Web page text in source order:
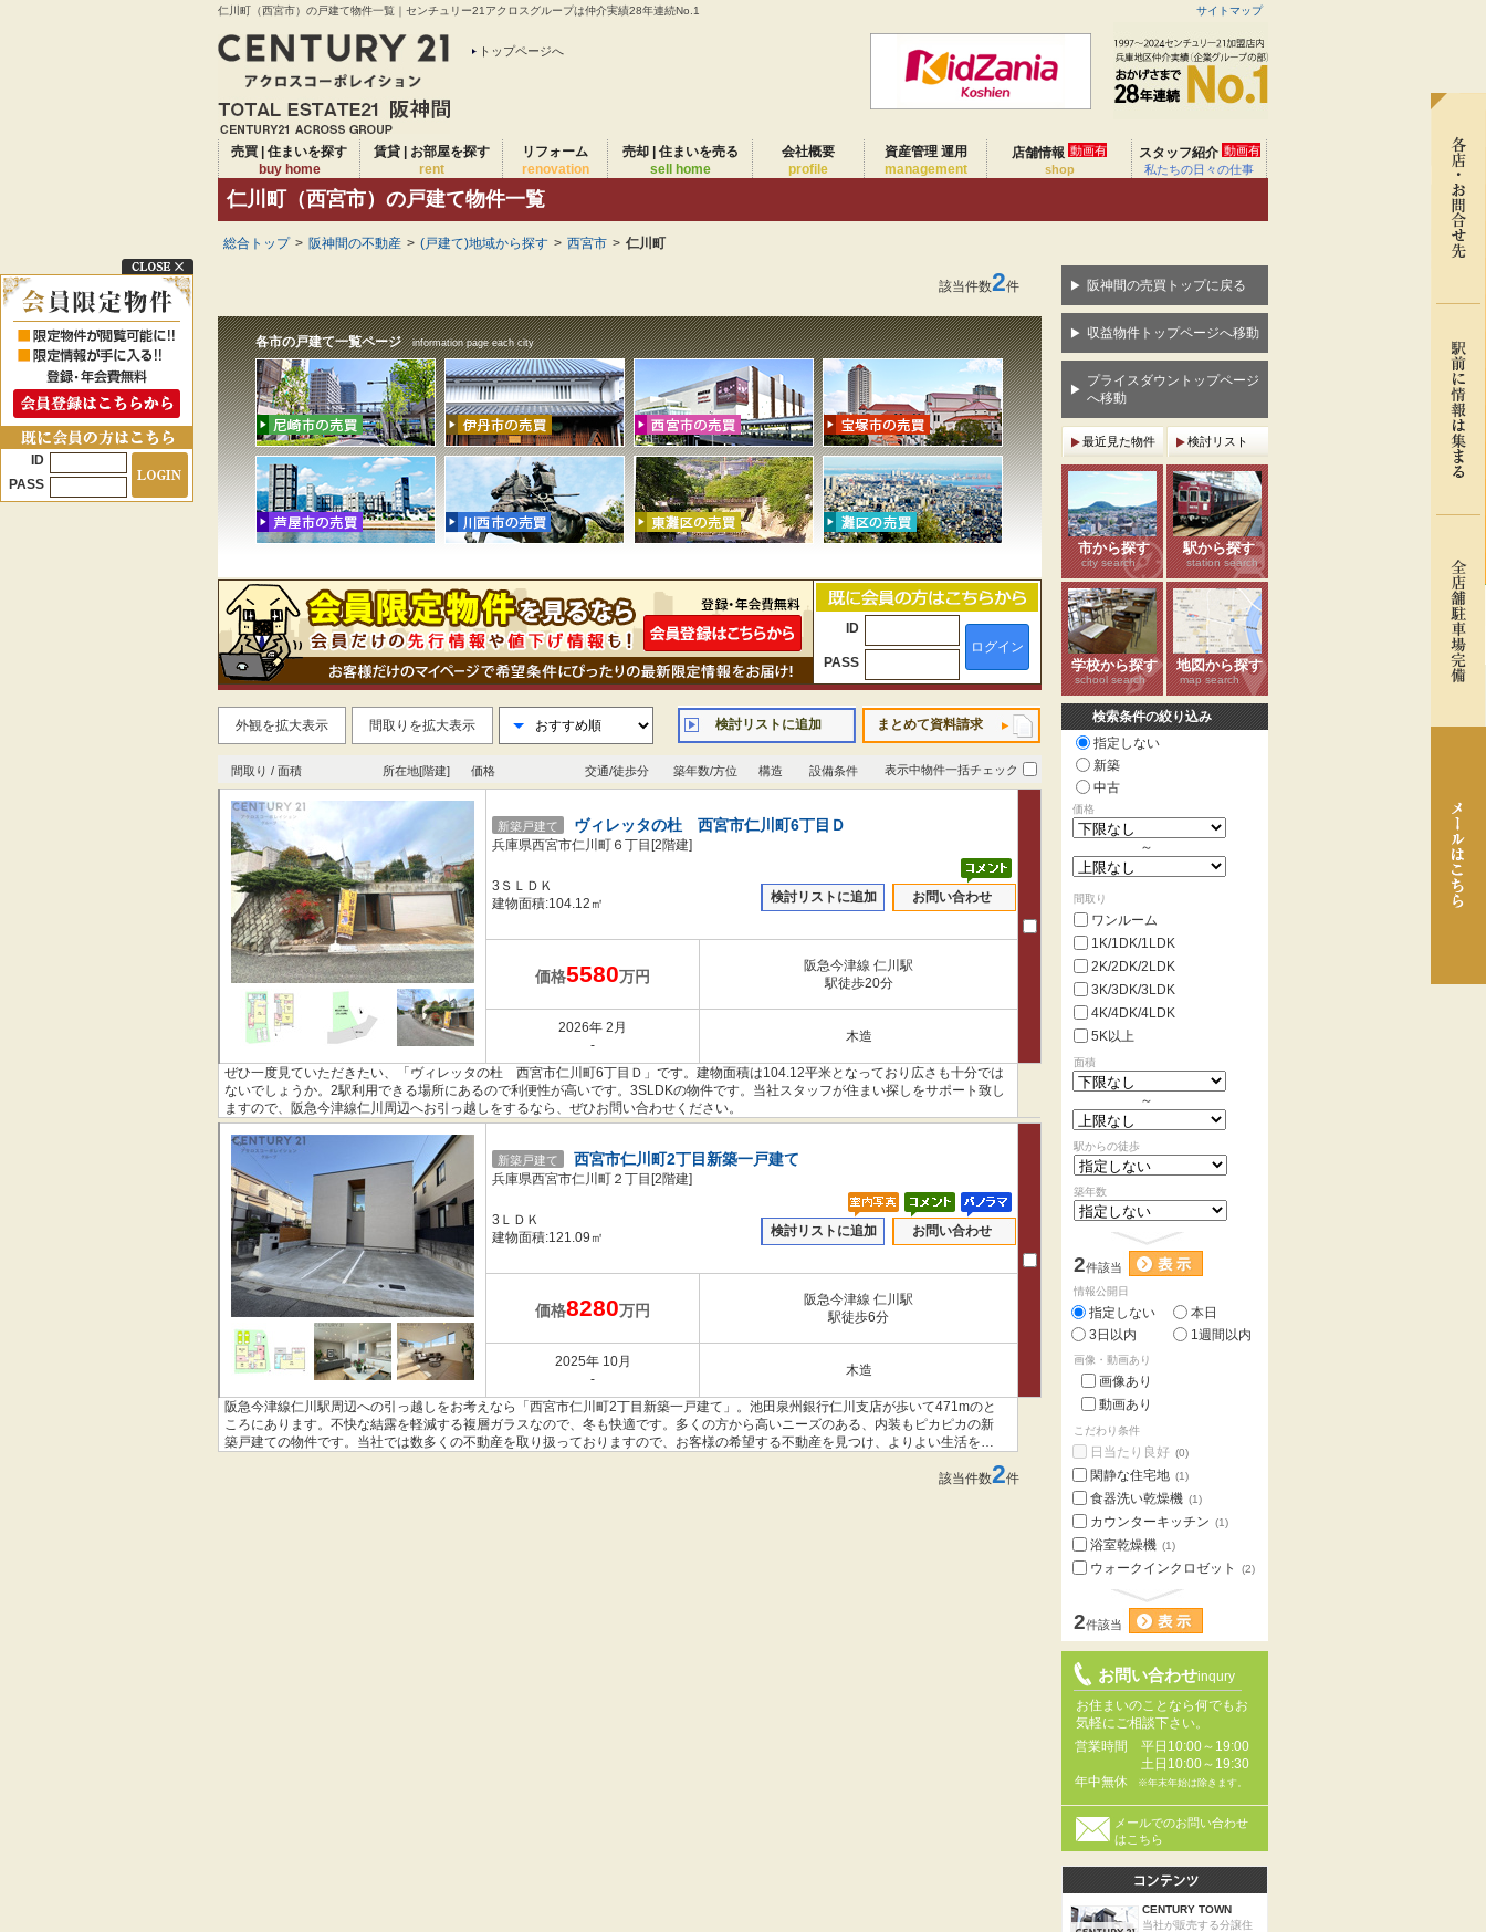
仁川町（西宮市）の戸建て物件一覧｜センチュリー21アクロスグループは仲介実績28年連続No.1 サイトマップ
トップページへ
売買 | 住まいを探す
buy home
賃貸 | お部屋を探す
rent
リフォーム
renovation
売却 | 住まいを売る
sell home
会社概要
profile
資産管理 運用
management
店舗情報 動画有
shop
スタッフ紹介 動画有
私たちの日々の仕事
仁川町（西宮市）の戸建て物件一覧
総合トップ > 阪神間の不動産 > (戸建て)地域から探す > 西宮市 > 仁川町
該当件数2件
各市の戸建て一覧ページ information page each city
ログイン
ID
PASS
外観を拡大表示 間取りを拡大表示 検討リストに追加 まとめて資料請求
間取り / 面積 所在地[階建] 価格 交通/徒歩分 築年数/方位 構造 設備条件 表示中物件一括チェック
新築戸建て ヴィレッタの杜 西宮市仁川町6丁目Ｄ
兵庫県西宮市仁川町６丁目[2階建]
3ＳＬＤＫ
建物面積:104.12㎡
検討リストに追加 お問い合わせ
価格5580万円
阪急今津線 仁川駅
駅徒歩20分
2026年 2月
-
木造
ぜひ一度見ていただきたい、「ヴィレッタの杜 西宮市仁川町6丁目Ｄ」です。建物面積は104.12平米となっており広さも十分では
ないでしょうか。2駅利用できる場所にあるので利便性が高いです。3SLDKの物件です。当社スタッフが住まい探しをサポート致し
ますので、阪急今津線仁川周辺へお引っ越しをするなら、ぜひお問い合わせください。
新築戸建て 西宮市仁川町2丁目新築一戸建て
兵庫県西宮市仁川町２丁目[2階建]
3ＬＤＫ
建物面積:121.09㎡
検討リストに追加 お問い合わせ
価格8280万円
阪急今津線 仁川駅
駅徒歩6分
2025年 10月
-
木造
阪急今津線仁川駅周辺への引っ越しをお考えなら「西宮市仁川町2丁目新築一戸建て」。池田泉州銀行仁川支店が歩いて471mのと
ころにあります。不快な結露を軽減する複層ガラスなので、冬も快適です。多くの方から高いニーズのある、内装もピカピカの新
築戸建ての物件です。当社では数多くの不動産を取り扱っておりますので、お客様の希望する不動産を見つけ、よりよい生活を実
該当件数2件
阪神間の売買トップに戻る
収益物件トップページへ移動
プライスダウントップページ
へ移動
最近見た物件 検討リスト
市から探す
city search
駅から探す
station search
学校から探す
school search
地図から探す
map search
検索条件の絞り込み
指定しない
新築
中古
価格
～
間取り
ワンルーム
1K/1DK/1LDK
2K/2DK/2LDK
3K/3DK/3LDK
4K/4DK/4LDK
5K以上
面積
～
駅からの徒歩
築年数
2件該当
情報公開日
指定しない
本日
3日以内
1週間以内
画像・動画あり
画像あり
動画あり
こだわり条件
日当たり良好 (0)
閑静な住宅地 (1)
食器洗い乾燥機 (1)
カウンターキッチン (1)
浴室乾燥機 (1)
ウォークインクロゼット (2)
2件該当
お問い合わせinqury
お住まいのことなら何でもお
気軽にご相談下さい。
営業時間
平日10:00～19:00
土日10:00～19:30
年中無休
※年末年始は除きます。
メールでのお問い合わせ
はこちら
CENTURY TOWN
当社が販売する分譲住
ID
PASS